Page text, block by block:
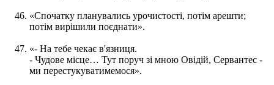
«Спочатку планувались урочистості, потім арешти;
потім вирішили поєднати».
«- На тебе чекає в'язниця.
- Чудове місце… Тут поруч зі мною Овідій, Сервантес -
ми перестукуватимемося».